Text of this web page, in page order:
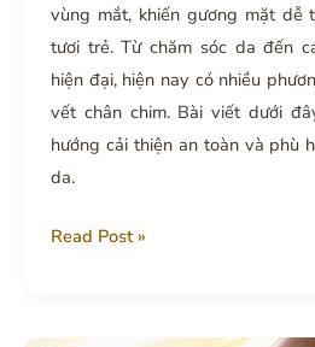
vùng mắt, khiến gương mặt dễ
tươi trẻ. Từ chăm sóc da đến
hiện đại, hiện nay có nhiều
vết chân chim. Bài viết dưới
hướng cải thiện an toàn và phù
da.
7
xóa
Read Post »